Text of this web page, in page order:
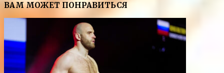
ВАМ МОЖЕТ ПОНРАВИТЬСЯ